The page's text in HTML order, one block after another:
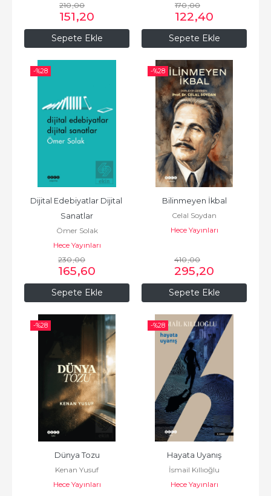
Sepete Ekle
210,00
151,20
Sepete Ekle
170,00
122,40
-%28
Sepete Ekle
Dijital Edebiyatlar Dijital
Sanatlar
Ömer Solak
Hece Yayınları
230,00
165,60
-%28
Sepete Ekle
Bilinmeyen İkbal
Celal Soydan
Hece Yayınları
410,00
295,20
-%28
Dünya Tozu
Kenan Yusuf
Hece Yayınları
-%28
Hayata Uyanış
İsmail Kıllıoğlu
Hece Yayınları